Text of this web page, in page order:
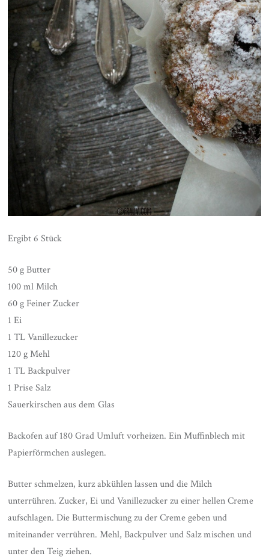
Ergibt 6 Stück
50 g Butter
100 ml Milch
60 g Feiner Zucker
1 Ei
1 TL Vanillezucker
120 g Mehl
1 TL Backpulver
1 Prise Salz
Sauerkirschen aus dem Glas
Backofen auf 180 Grad Umluft vorheizen. Ein Muffinblech mit
Papierförmchen auslegen.
Butter schmelzen, kurz abkühlen lassen und die Milch
unterrühren. Zucker, Ei und Vanillezucker zu einer hellen Creme
aufschlagen. Die Buttermischung zu der Creme geben und
miteinander verrühren. Mehl, Backpulver und Salz mischen und
unter den Teig ziehen.